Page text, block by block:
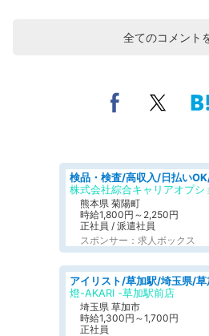
全てのコメント
株式会社綜合キャリアオプシ
熊本県 菊陽町
時給1,800円～2,250円
正社員 / 派遣社員
スポンサー：求人ボックス
アイリスト/草加駅/埼玉県/草
燈-AKARI -草加駅前店
埼玉県 草加市
時給1,300円～1,700円
正社員